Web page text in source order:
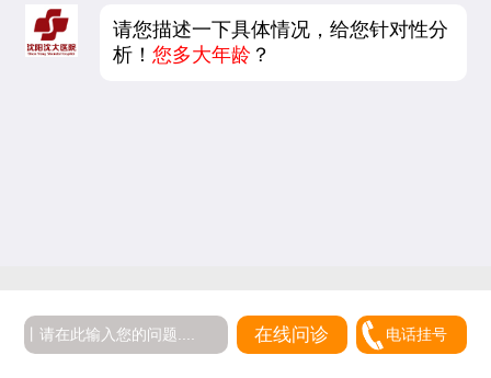
请您描述一下具体情况，给您针对性分
析！您多大年龄 ？
在线问诊 电话挂号